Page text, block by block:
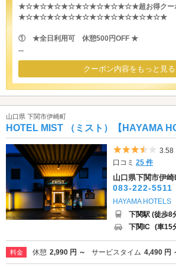
★☆★☆★☆★☆★☆★☆★☆★☆★超お得クー
★☆★☆★☆★☆★☆★☆★☆★☆★☆★☆★
① ★全日利用可 休憩500円OFF ★
...
クーポン内容をもっと見る
山口県 下関市伊崎町
HOTEL MIST （ミスト）【HAYAMA
5つ
3.58
口コミ25 件
山口県下関市伊崎
083-222-5511
HAYAMA HOTELS
下関駅 (徒歩8
下関IC (車15
料金 休憩 2,990 円 ～ サービスタイム 4,490 円